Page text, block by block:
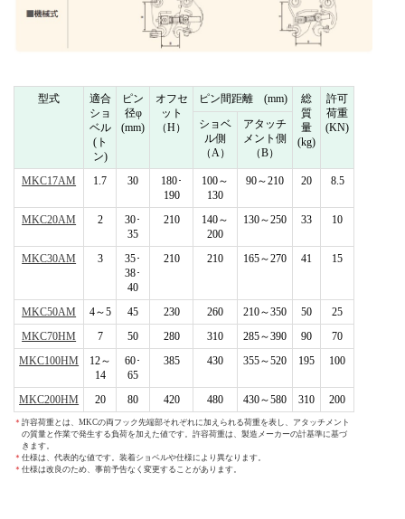
型式
適合
ショ
ベル
(ト
ン)
ピン
径φ
(mm)
オフセ
ット
（H）
ピン間距離 (mm)
総
質
量
(kg)
許可
荷重
(KN)
ショベ
ル側
（A）
アタッチ
メント側
（B）
MKC17AM 1.7 30
180･
190
100～
130
90～210 20 8.5
MKC20AM 2
30･
35
210
140～
200
130～250 33 10
MKC30AM 3
35･
38･
40
210 210 165～270 41 15
MKC50AM 4～5 45 230 260 210～350 50
25
MKC70HM
7 50 280 310 285～390 90
70
MKC100HM
12～
14
60･
65
385 430 355～520 195 100
MKC200HM 20 80 420 480 430～580 310 200
許容荷重とは、MKCの両フック先端部それぞれに加えられる荷重を表し、アタッチメント
の質量と作業で発生する負荷を加えた値です。許容荷重は、製造メーカーの計基準に基づ
きます。
仕様は、代表的な値です。装着ショベルや仕様により異なります。
仕様は改良のため、事前予告なく変更することがあります。